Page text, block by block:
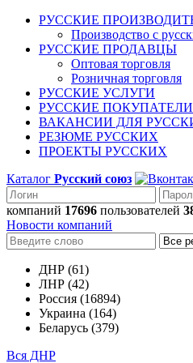
РУССКИЕ
Производство с
РУССКИЕ ПРОДАВЦЫ
Оптовая торговля
Розничная торговля
РУССКИЕ УСЛУГИ
РУССКИЕ ПОКУПАТЕЛИ
ВАКАНСИИ ДЛЯ
РЕЗЮМЕ РУССКИХ
ПРОЕКТЫ РУССКИХ
Каталог Русский союз
компаний 17696 пользователей
Новости компаний
ДНР (61)
ЛНР (42)
Россия (16894)
Украина (164)
Беларусь (379)
Вся ДНР